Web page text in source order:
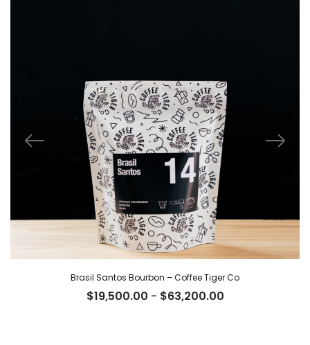
Brasil Santos Bourbon – Coffee Tiger Co
$19,500.00 - $63,200.00Rango